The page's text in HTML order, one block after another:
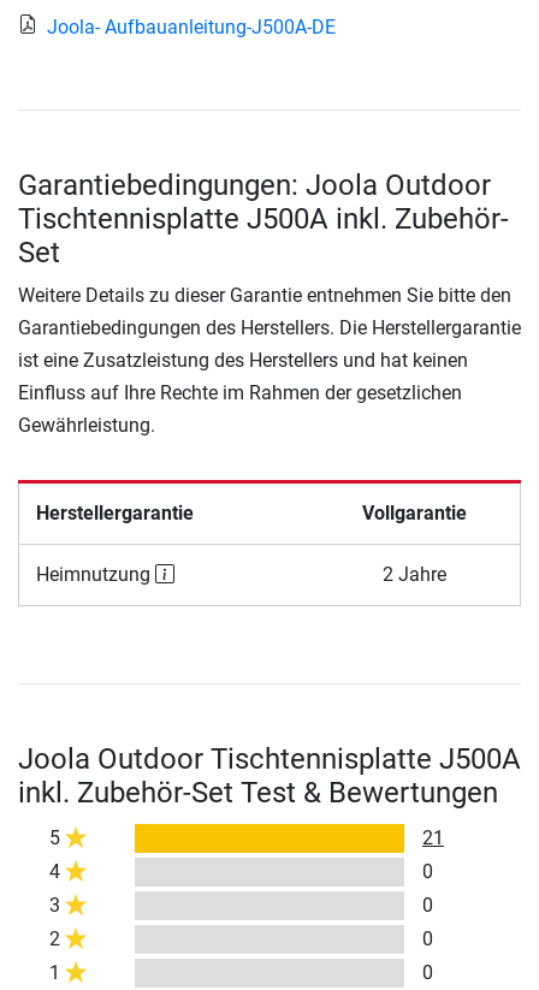
Joola- Aufbauanleitung-J500A-DE
Garantiebedingungen: Joola Outdoor
Tischtennisplatte J500A inkl. Zubehör-
Set
Weitere Details zu dieser Garantie entnehmen Sie bitte den
Garantiebedingungen des Herstellers. Die Herstellergarantie
ist eine Zusatzleistung des Herstellers und hat keinen
Einfluss auf Ihre Rechte im Rahmen der gesetzlichen
Gewährleistung.
Herstellergarantie Vollgarantie
Heimnutzung 2 Jahre
Joola Outdoor Tischtennisplatte J500A
inkl. Zubehör-Set Test & Bewertungen
5
21
4
0
3
0
2
0
1
0